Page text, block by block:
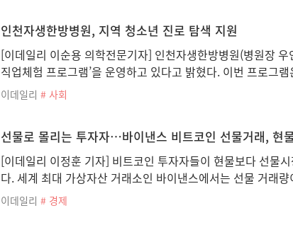
인천자생한방병원, 지역 청소년 진로 탐색 지원
[이데일리 이순용 의학전문기자] 인천자생한방병원(병원장
직업체험 프로그램’을 운영하고 있다고 밝혔다. 이번 프로그
이데일리 # 사회
선물로 몰리는 투자자…바이낸스 비트코인 선물거래, 현
[이데일리 이정훈 기자] 비트코인 투자자들이 현물보다 선물
다. 세계 최대 가상자산 거래소인 바이낸스에서는 선물 거래
이데일리 # 경제